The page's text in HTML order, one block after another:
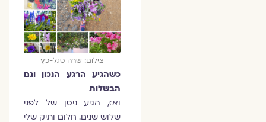
צילום: שרה סגל-כץ
כשהגיע הרגע הנכון וגם
הבשלות
ואז, הגיע ניסן של לפני
שלוש שנים. חלום ותיק שלי